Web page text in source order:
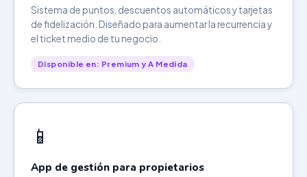
Sistema de puntos, descuentos automáticos y tarjetas
de fidelización. Diseñado para aumentar la recurrencia y
el ticket medio de tu negocio.
Disponible en: Premium y A Medida
📱
App de gestión para propietarios